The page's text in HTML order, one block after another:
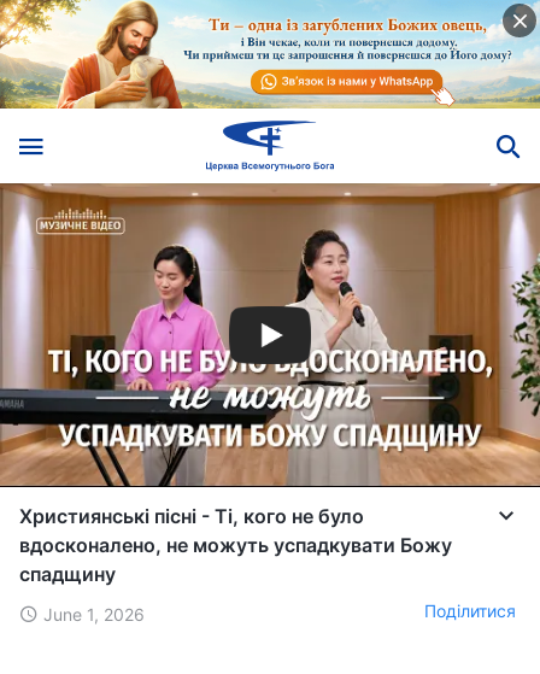
Християнські пісні - Ті, кого не було
вдосконалено, не можуть успадкувати Божу
спадщину
June 1, 2026 Поділитися